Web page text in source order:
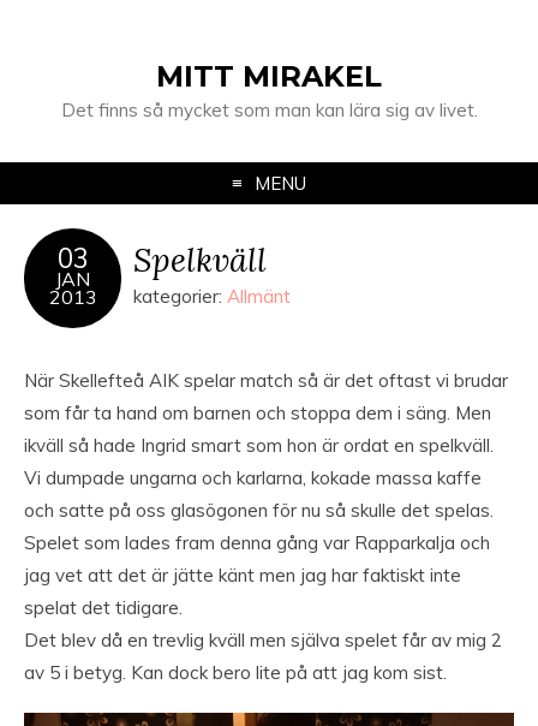
MITT MIRAKEL
Det finns så mycket som man kan lära sig av livet.
MENU
03
JAN
2013
Spelkväll
kategorier: Allmänt
När Skellefteå AIK spelar match så är det oftast vi brudar
som får ta hand om barnen och stoppa dem i säng. Men
ikväll så hade Ingrid smart som hon är ordat en spelkväll.
Vi dumpade ungarna och karlarna, kokade massa kaffe
och satte på oss glasögonen för nu så skulle det spelas.
Spelet som lades fram denna gång var Rapparkalja och
jag vet att det är jätte känt men jag har faktiskt inte
spelat det tidigare.
Det blev då en trevlig kväll men själva spelet får av mig 2
av 5 i betyg. Kan dock bero lite på att jag kom sist.